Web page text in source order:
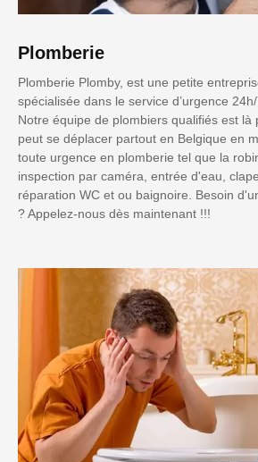
Plomberie
Plomberie Plomby, est une petite
spécialisée dans le service d’urgence
Notre équipe de plombiers qualifiés est là
peut se déplacer partout en Belgique en
toute urgence en plomberie tel que la
inspection par caméra, entrée d'eau,
réparation WC et ou baignoire. Besoin
? Appelez-nous dès maintenant !!!